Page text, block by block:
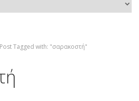
Post Tagged with: "σαρακοστή"